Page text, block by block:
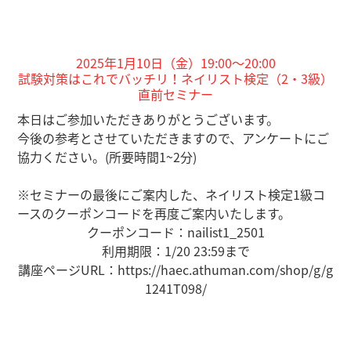
2025年1月10日（金）19:00～20:00
試験対策はこれでバッチリ！ネイリスト検定（2・3級）
直前セミナー
本日はご参加いただきありがとうございます。
今後の参考とさせていただきますので、アンケートにご
協力ください。(所要時間1~2分)
※セミナーの最後にご案内した、ネイリスト検定1級コ
ースのクーポンコードを再度ご案内いたします。
クーポンコード：nailist1_2501
利用期限：1/20 23:59まで
講座ページURL：https://haec.athuman.com/shop/g/g
1241T098/